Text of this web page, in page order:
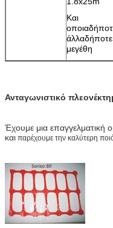
Και
άλλαδήποτε
μεγέθη
Ανταγωνιστικό
Έχουμε μια επαγγελματική
και παρέχουμε την καλύτερη